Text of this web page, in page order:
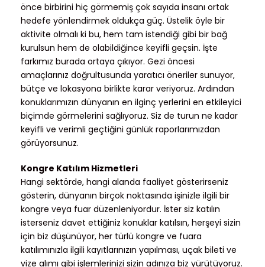
önce birbirini hiç görmemiş çok sayıda insanı ortak
hedefe yönlendirmek oldukça güç. Üstelik öyle bir
aktivite olmalı ki bu, hem tam istendiği gibi bir bağ
kurulsun hem de olabildiğince keyifli geçsin. İşte
farkımız burada ortaya çıkıyor. Gezi öncesi
amaçlarınız doğrultusunda yaratıcı öneriler sunuyor,
bütçe ve lokasyona birlikte karar veriyoruz. Ardından
konuklarımızın dünyanın en ilginç yerlerini en etkileyici
biçimde görmelerini sağlıyoruz. Siz de turun ne kadar
keyifli ve verimli geçtiğini günlük raporlarımızdan
görüyorsunuz.
Kongre Katılım Hizmetleri
Hangi sektörde, hangi alanda faaliyet gösterirseniz
gösterin, dünyanın birçok noktasında işinizle ilgili bir
kongre veya fuar düzenleniyordur. İster siz katılın
isterseniz davet ettiğiniz konuklar katılsın, herşeyi sizin
için biz düşünüyor, her türlü kongre ve fuara
katılımınızla ilgili kayıtlarınızın yapılması, uçak bileti ve
vize alımı gibi işlemlerinizi sizin adınıza biz yürütüyoruz.